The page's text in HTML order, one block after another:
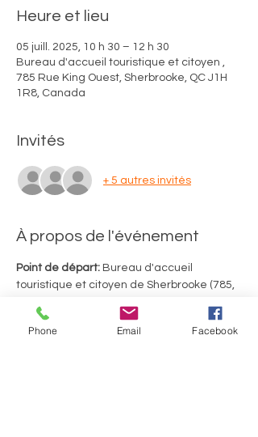
Heure et lieu
05 juill. 2025, 10 h 30 – 12 h 30
Bureau d'accueil touristique et citoyen ,
785 Rue King Ouest, Sherbrooke, QC J1H
1R8, Canada
Invités
+ 5 autres invités
À propos de l'événement
Point de départ: Bureau d'accueil
touristique et citoyen de Sherbrooke (785,
Merci d'utiliser le stationnement de
gravier situé au fond de la rue Richmond.
Phone Email Facebook